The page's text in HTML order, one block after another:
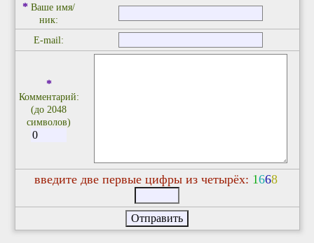
* Ваше имя/
ник:
E-mail:
*
Комментарий:
(до 2048
символов)
введите две первые цифры из четырёх: 1668